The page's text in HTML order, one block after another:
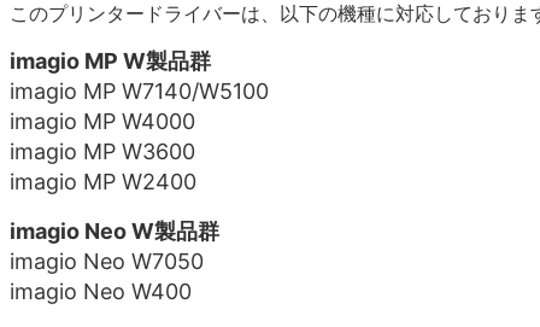
このプリンタードライバーは、以下の機種に対応しておりま
imagio MP W製品群
imagio MP W7140/W5100
imagio MP W4000
imagio MP W3600
imagio MP W2400
imagio Neo W製品群
imagio Neo W7050
imagio Neo W400